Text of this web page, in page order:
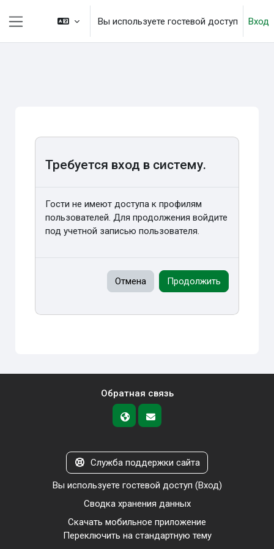
Перейти к основному содержанию
Боковая панель
Вы используете гостевой доступ Вход
Требуется вход в систему.
Гости не имеют доступа к профилям
пользователей. Для продолжения войдите
под учетной записью пользователя.
Отмена Продолжить
Обратная связь
Служба поддержки сайта
Вы используете гостевой доступ (Вход)
Сводка хранения данных
Скачать мобильное приложение
Переключить на стандартную тему